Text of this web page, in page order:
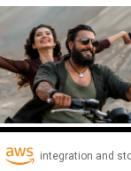
integration and